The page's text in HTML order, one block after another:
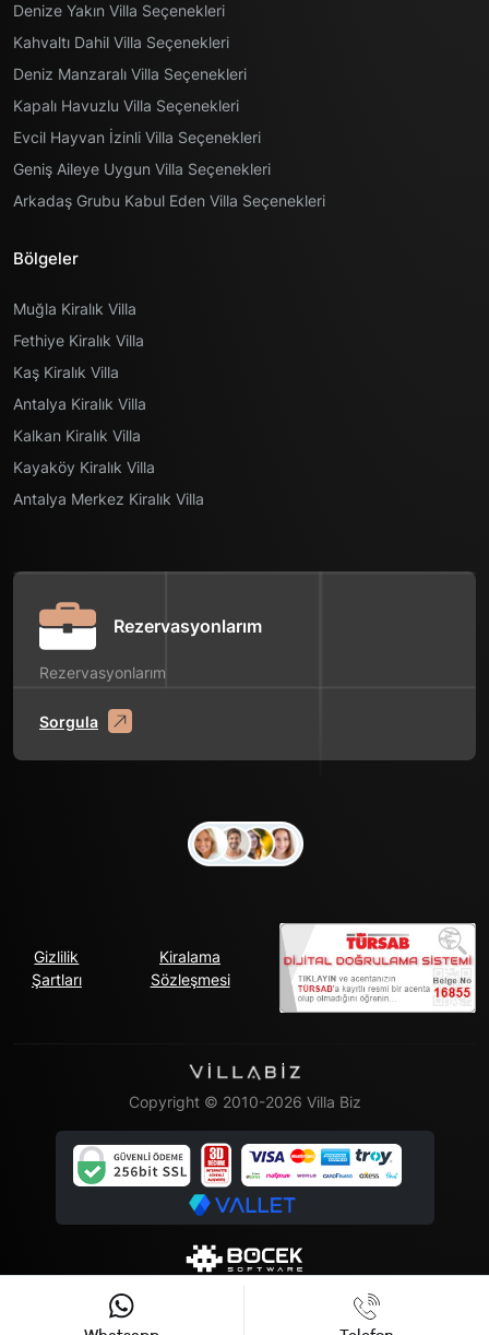
Denize Yakın Villa Seçenekleri
Kahvaltı Dahil Villa Seçenekleri
Deniz Manzaralı Villa Seçenekleri
Kapalı Havuzlu Villa Seçenekleri
Evcil Hayvan İzinli Villa Seçenekleri
Geniş Aileye Uygun Villa Seçenekleri
Arkadaş Grubu Kabul Eden Villa Seçenekleri
Bölgeler
Muğla Kiralık Villa
Fethiye Kiralık Villa
Kaş Kiralık Villa
Antalya Kiralık Villa
Kalkan Kiralık Villa
Kayaköy Kiralık Villa
Antalya Merkez Kiralık Villa
Rezervasyonlarım
Rezervasyonlarım
Sorgula
Gizlilik
Şartları
Kiralama
Sözleşmesi
Copyright © 2010-2026 Villa Biz